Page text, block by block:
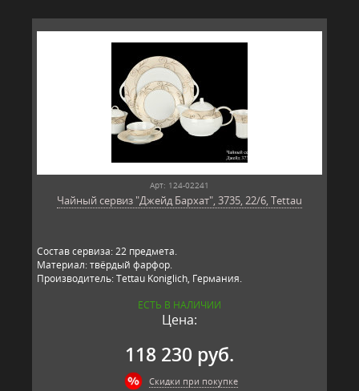
Арт: 124-02241
Чайный сервиз "Джейд Бархат", 3735, 22/6, Tettau
Состав сервиза: 22 предмета.
Материал: твёрдый фарфор.
Производитель: Tettau Koniglich, Германия.
ЕСТЬ В НАЛИЧИИ
Цена:
118 230 руб.
Скидки при покупке